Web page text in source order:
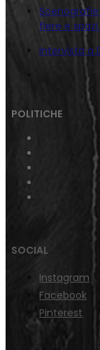
fiere e
Intervista a
POLITICHE
SOCIAL
Instagram
Facebook
Pinterest